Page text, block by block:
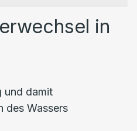
in
und damit
des Wassers